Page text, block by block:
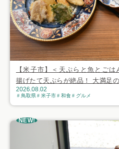
【米子市】＜天ぷらと魚とご
揚げたて天ぷらが絶品！ 大満足
2026.08.02
鳥取県 米子市 和食 グルメ
NEW!